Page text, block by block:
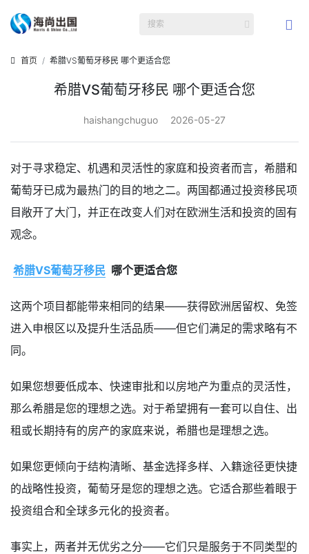
首页 希腊VS葡萄牙移民 哪个更适合您
希腊VS葡萄牙移民 哪个更适合您
haishangchuguo 2026-05-27
对于寻求稳定、机遇和灵活性的家庭和投资者而言，希腊和
葡萄牙已成为最热门的目的地之二。两国都通过投资移民项
目敞开了大门，并正在改变人们对在欧洲生活和投资的固有
观念。
希腊VS葡萄牙移民 哪个更适合您
这两个项目都能带来相同的结果——获得欧洲居留权、免签
进入申根区以及提升生活品质——但它们满足的需求略有不
同。
如果您想要低成本、快速审批和以房地产为重点的灵活性，
那么希腊是您的理想之选。对于希望拥有一套可以自住、出
租或长期持有的房产的家庭来说，希腊也是理想之选。
如果您更倾向于结构清晰、基金选择多样、入籍途径更快捷
的战略性投资，葡萄牙是您的理想之选。它适合那些着眼于
投资组合和全球多元化的投资者。
事实上，两者并无优劣之分——它们只是服务于不同类型的